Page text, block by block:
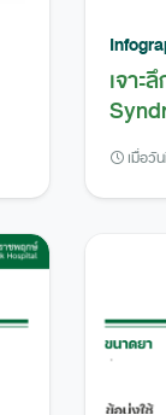
เจา
เมื่อวั